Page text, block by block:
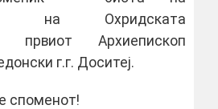
на Охридската
првиот Архиепископ
г.г. Доситеј.
споменот!